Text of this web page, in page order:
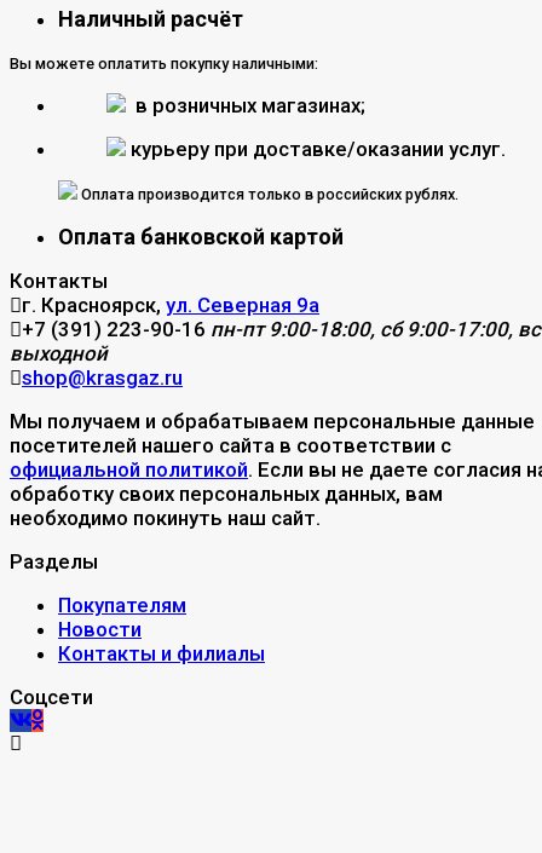
Наличный расчёт
Вы можете оплатить покупку наличными:
в розничных магазинах;
курьеру при доставке/оказании услуг.
Оплата производится только в российских рублях.
Оплата банковской картой
Контакты
г. Красноярск, ул. Северная 9а
+7 (391) 223-90-16 пн-пт 9:00-18:00, сб 9:00-17:00,
выходной
shop@krasgaz.ru
Мы получаем и обрабатываем персональные данные
посетителей нашего сайта в соответствии с
официальной политикой. Если вы не даете согласия
обработку своих персональных данных, вам
необходимо покинуть наш сайт.
Разделы
Покупателям
Новости
Контакты и филиалы
Соцсети